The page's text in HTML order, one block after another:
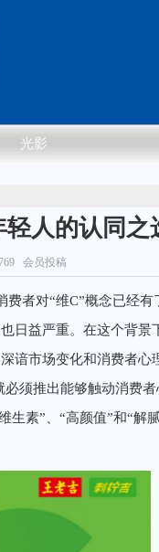
光影
人的认同之
会员投稿
者对“维C”概念已经有
日益严重。在这个背景
谙市场变化和消费者心
须推出能够触动消费者
素”、“高颜值”和“解